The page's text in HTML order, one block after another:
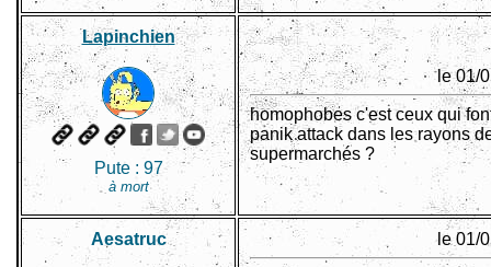
Lapinchien
Pute : 97
à mort
le 01/
homophobes c'est ceux qui
panik attack dans les rayons
supermarchés ?
Aesatruc le 01/